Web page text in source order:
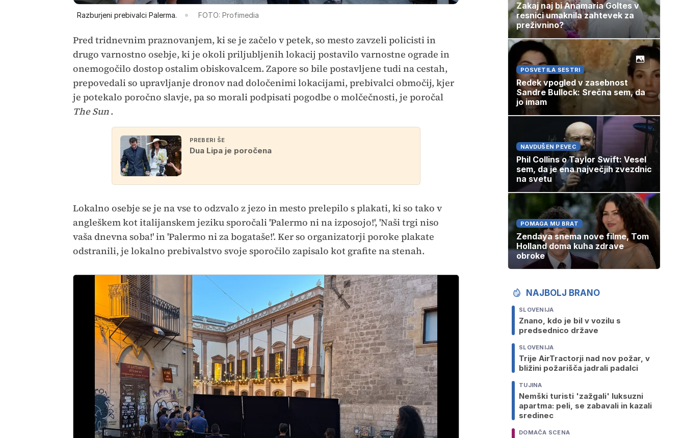
Razburjeni prebivalci Palerma. FOTO: Profimedia
Pred tridnevnim praznovanjem, ki se je začelo v petek, so mesto zavzeli policisti in
drugo varnostno osebje, ki je okoli priljubljenih lokacij postavilo varnostne ograde in
onemogočilo dostop ostalim obiskovalcem. Zapore so bile postavljene tudi na cestah,
prepovedali so upravljanje dronov nad določenimi lokacijami, prebivalci območij, kjer
je potekalo poročno slavje, pa so morali podpisati pogodbe o molčečnosti, je poročal
The Sun.
PREBERI ŠE
Dua Lipa je poročena
Lokalno osebje se je na vse to odzvalo z jezo in mesto prelepilo s plakati, ki so tako v
angleškem kot italijanskem jeziku sporočali 'Palermo ni na izposojo!', 'Naši trgi niso
vaša dnevna soba!' in 'Palermo ni za bogataše!'. Ker so organizatorji poroke plakate
odstranili, je lokalno prebivalstvo svoje sporočilo zapisalo kot grafite na stenah.
Zakaj naj bi Anamaria Goltes v
resnici umaknila zahtevek za
preživnino?
POSVETILA SESTRI
Redek vpogled v zasebnost
Sandre Bullock: Srečna sem, da
jo imam
NAVDUŠEN PEVEC
Phil Collins o Taylor Swift: Vesel
sem, da je ena največjih zvezdnic
na svetu
POMAGA MU BRAT
Zendaya snema nove filme, Tom
Holland doma kuha zdrave
obroke
NAJBOLJ BRANO
SLOVENIJA
Znano, kdo je bil v vozilu s
predsednico države
SLOVENIJA
Trije AirTractorji nad nov požar, v
bližini požarišča jadrali padalci
TUJINA
Nemški turisti 'zažgali' luksuzni
apartma: peli, se zabavali in kazali
sredinec
DOMAČA SCENA